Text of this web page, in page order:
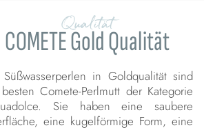
Qualität
COMETE Gold Qualität
in Goldqualität sind
Comete-Perlmutt der Kategorie
Sie haben eine saubere
eine kugelförmige Form, eine